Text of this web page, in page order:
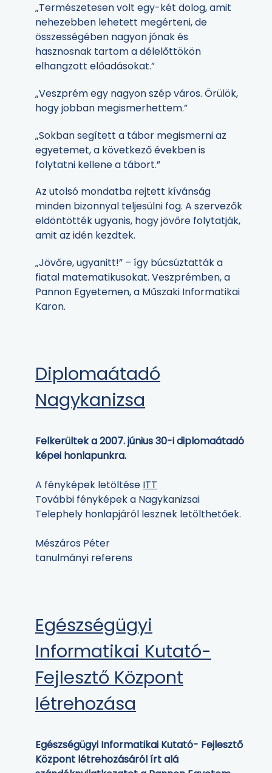
„Természetesen volt egy-két dolog, amit
nehezebben lehetett megérteni, de
összességében nagyon jónak és
hasznosnak tartom a délelőttökön
elhangzott előadásokat.”
„Veszprém egy nagyon szép város. Örülök,
hogy jobban megismerhettem.”
„Sokban segített a tábor megismerni az
egyetemet, a következő években is
folytatni kellene a tábort.”
Az utolsó mondatba rejtett kívánság
minden bizonnyal teljesülni fog. A szervezők
eldöntötték ugyanis, hogy jövőre folytatják,
amit az idén kezdtek.
„Jövőre, ugyanitt!” – így búcsúztatták a
fiatal matematikusokat. Veszprémben, a
Pannon Egyetemen, a Műszaki Informatikai
Karon.
Diplomaátadó
Nagykanizsa
Felkerültek a 2007. június 30-i diplomaátadó
képei honlapunkra.
A fényképek letöltése ITT
További fényképek a Nagykanizsai
Telephely honlapjáról lesznek letölthetőek.
Mészáros Péter
tanulmányi referens
Egészségügyi
Informatikai Kutató-
Fejlesztő Központ
létrehozása
Egészségügyi Informatikai Kutató- Fejlesztő
Központ létrehozásáról írt alá